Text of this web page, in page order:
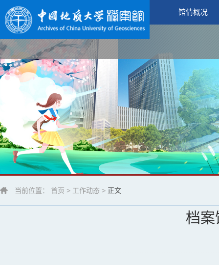
馆情概况
当前位置： 首页 > 工作动态 > 正文
档案